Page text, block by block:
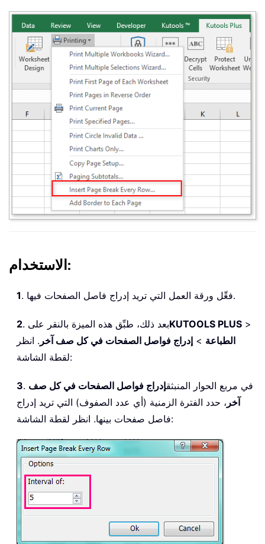
الاستخدام:
1 . فعِّل ورقة العمل التي تريد إدراج فاصل الصفحات فيها.
2 . بعد ذلك، طبِّق هذه الميزة بالنقر علىKUTOOLS PLUS >
الطباعة > إدراج فواصل الصفحات في كل صف آخر . انظر
لقطة الشاشة:
3 . في مربع الحوار المنبثقإدراج فواصل الصفحات في كل صف
آخر ، حدد الفترة الزمنية (أي عدد الصفوف) التي تريد إدراج
فاصل صفحات بينها. انظر لقطة الشاشة: